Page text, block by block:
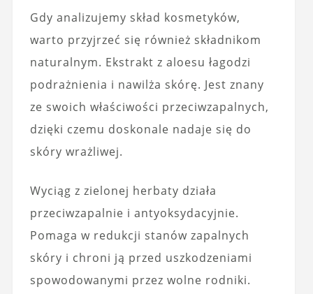
Gdy analizujemy skład kosmetyków,
warto przyjrzeć się również składnikom
naturalnym. Ekstrakt z aloesu łagodzi
podrażnienia i nawilża skórę. Jest znany
ze swoich właściwości przeciwzapalnych,
dzięki czemu doskonale nadaje się do
skóry wrażliwej.
Wyciąg z zielonej herbaty działa
przeciwzapalnie i antyoksydacyjnie.
Pomaga w redukcji stanów zapalnych
skóry i chroni ją przed uszkodzeniami
spowodowanymi przez wolne rodniki.